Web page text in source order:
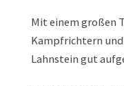
Mit einem großen
Kampfrichtern und
Lahnstein gut